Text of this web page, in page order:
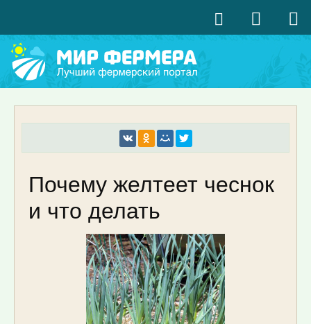
Почему желтеет чеснок
и что делать